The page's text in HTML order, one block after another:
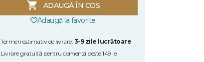
ADAUGĂ ÎN COȘ
Adaugă la favorite
Termen estimativ de livrare: 3-9 zile lucrătoare
Livrare gratuită pentru comenzi peste 149 lei